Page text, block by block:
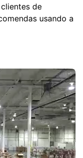
de
usando a